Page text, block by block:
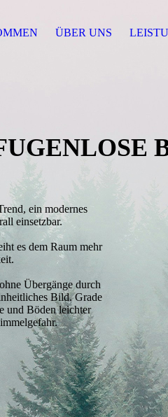
ÜBER UNS
ein modernes
einsetzbar.
es dem Raum mehr
Übergänge durch
Bild. Grade
und Böden leichter